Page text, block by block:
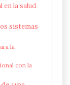
en la salud
sistemas
la
con la